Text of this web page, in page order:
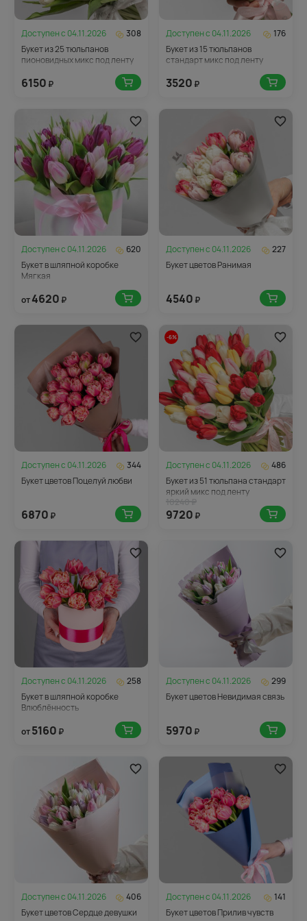
Доступен с 04.11.2026
308
Букет из 25 тюльпанов
пионовидных микс под ленту
6150 ₽
Доступен с 04.11.2026
176
Букет из 15 тюльпанов
стандарт микс под ленту
3520 ₽
Доступен с 04.11.2026
620
Букет в шляпной коробке
Мягкая
от4620 ₽
Доступен с 04.11.2026
227
Букет цветов Ранимая
4540 ₽
Доступен с 04.11.2026
344
Букет цветов Поцелуй любви
6870 ₽
-6%
Доступен с 04.11.2026
486
Букет из 51 тюльпана стандарт
яркий микс под ленту
9720 ₽
Доступен с 04.11.2026
258
Букет в шляпной коробке
Влюблённость
от5160 ₽
Доступен с 04.11.2026
299
Букет цветов Невидимая связь
5970 ₽
Доступен с 04.11.2026
406
Букет цветов Сердце девушки
Доступен с 04.11.2026
141
Букет цветов Прилив чувств